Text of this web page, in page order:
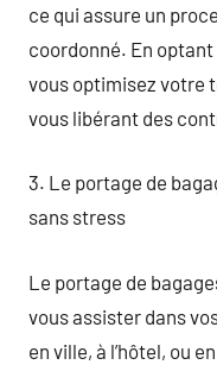
ce qui assure un
coordonné. En
vous optimisez votre
vous libérant des
3. Le portage de
sans stress
Le portage de
vous assister dans
en ville, à l’hôtel, ou